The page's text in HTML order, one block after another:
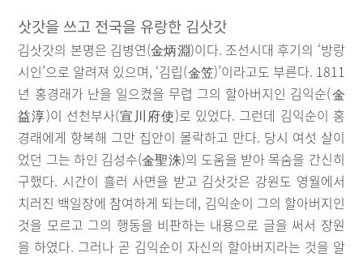
삿갓을 쓰고 전국을 유랑한 김삿갓
김삿갓의 본명은 김병연(金炳淵)이다. 조선시대 후기의 ‘방랑
시인’으로 알려져 있으며, ‘김립(金笠)’이라고도 부른다. 1811
년 홍경래가 난을 일으켰을 무렵 그의 할아버지인 김익순(金
益淳)이 선천부사(宣川府使)로 있었다. 그런데 김익순이 홍
경래에게 항복해 그만 집안이 몰락하고 만다. 당시 여섯 살이
었던 그는 하인 김성수(金聖洙)의 도움을 받아 목숨을 간신히
구했다. 시간이 흘러 사면을 받고 김삿갓은 강원도 영월에서
치러진 백일장에 참여하게 되는데, 김익순이 그의 할아버지인
것을 모르고 그의 행동을 비판하는 내용으로 글을 써서 장원
을 하였다. 그러나 곧 김익순이 자신의 할아버지라는 것을 알